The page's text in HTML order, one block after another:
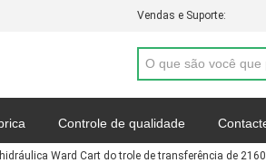
Vendas e Suporte:
Controle de qualidade
Ward Cart do trole de transferência de